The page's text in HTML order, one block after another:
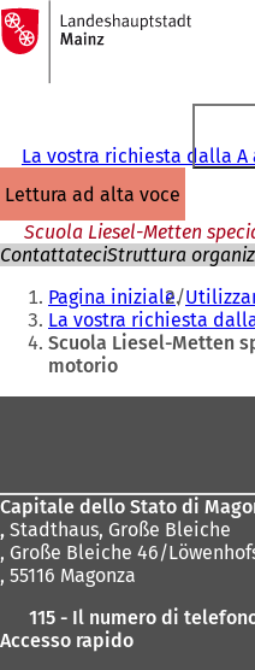
Vai al contenuto
Alla
pagina
iniziale
La vostra richiesta dalla A
lettura ad alta voce
Scuola Liesel-Metten
ContattateciStruttura
Siete
qui:
Pagina iniziale
La vostra richiesta
Scuola Liesel-Metten
motorio
Capitale dello Stato di
, Stadthaus, Große Bleiche
, Große Bleiche 46/
, 55116 Magonza
115 - Il numero di
Accesso rapido